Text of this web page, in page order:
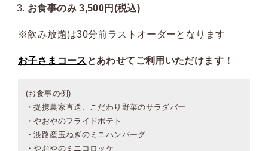
お食事のみ 3,500円(税込)
※飲み放題は30分前ラストオーダーとなります
お子さまコース とあわせてご利用いただけます！
(お食事の例)
・提携農家直送、こだわり野菜のサラダバー
・やおやのフライドポテト
・淡路産玉ねぎのミニハンバーグ
・やおやのミニコロッケ